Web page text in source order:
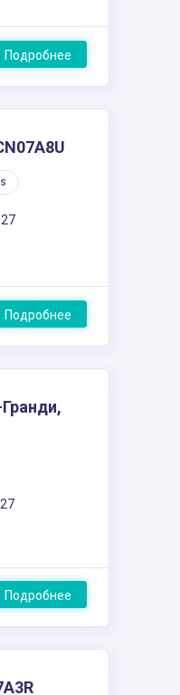
Подробнее
Подробнее
Подробнее